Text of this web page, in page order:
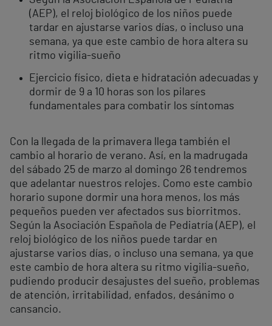
(AEP), el reloj biológico de los niños puede
tardar en ajustarse varios días, o incluso una
semana, ya que este cambio de hora altera su
ritmo vigilia-sueño
Ejercicio físico, dieta e hidratación adecuadas y
dormir de 9 a 10 horas son los pilares
fundamentales para combatir los síntomas
Con la llegada de la primavera llega también el
cambio al horario de verano. Así, en la madrugada
del sábado 25 de marzo al domingo 26 tendremos
que adelantar nuestros relojes. Como este cambio
horario supone dormir una hora menos, los más
pequeños pueden ver afectados sus biorritmos.
Según la Asociación Española de Pediatría (AEP), el
reloj biológico de los niños puede tardar en
ajustarse varios días, o incluso una semana, ya que
este cambio de hora altera su ritmo vigilia-sueño,
pudiendo producir desajustes del sueño, problemas
de atención, irritabilidad, enfados, desánimo o
cansancio.